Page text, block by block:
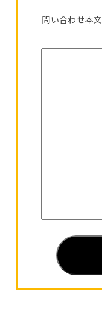
問い合わせ本